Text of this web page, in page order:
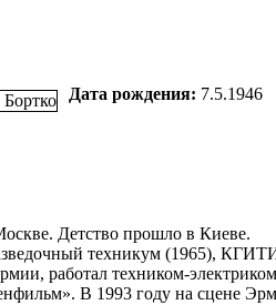
Дата рождения: 7.5.1946
Детство прошло в Киеве.
техникум (1965),
работал техником-
В 1993 году на сцене